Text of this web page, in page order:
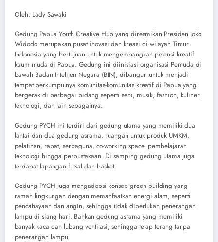
Oleh: Lady Sawaki
Gedung Papua Youth Creative Hub yang diresmikan Presiden Joko
Widodo merupakan pusat inovasi dan kreasi di wilayah Timur
Indonesia yang bertujuan untuk mengembangkan potensi kreatif
kaum muda di Papua. Gedung ini diinisiasi organisasi Pemuda di
bawah Badan Intelijen Negara (BIN), dibangun untuk menjadi
tempat berkumpulnya komunitas-komunitas kreatif di Papua yang
bergerak di berbagai bidang seperti seni, musik, fashion, kuliner,
teknologi, dan lain sebagainya.
Gedung PYCH ini terdiri dari gedung utama yang memiliki dua
lantai dan dua gedung asrama, ruangan untuk produk UMKM,
pelatihan, rapat, serbaguna, co-working space, pembelajaran
teknologi hingga perpustakaan. Di samping gedung utama juga
terdapat lapangan futsal dan basket.
Gedung PYCH juga mengadopsi konsep green building yang
ramah lingkungan dengan memanfaatkan energi alam, seperti
pencahayaan dan angin, sehingga tidak diperlukan penerangan
lampu di siang hari. Bahkan gedung asrama yang memiliki
banyak kaca dan lubang ventilasi, sehingga tetap terang tanpa
penerangan lampu.